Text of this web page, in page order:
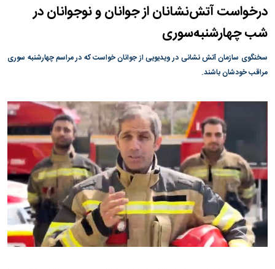
درخواست آتش‌نشانان از جوانان و نوجوانان در
شب چهارشنبه‌سوری
سخنگوی سازمان آتش نشانی در ویدیویی از جوانان خواست که در مراسم چهارشنبه سوری
مراقب خودشان باشند.